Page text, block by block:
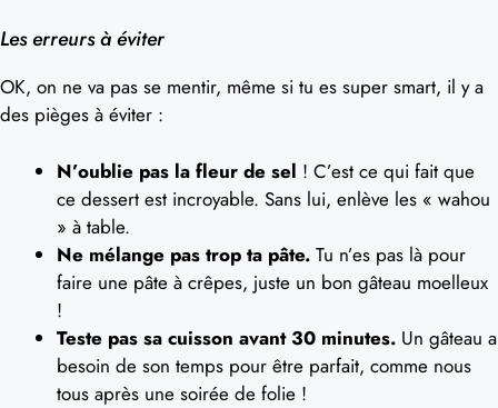
Les erreurs à éviter
OK, on ne va pas se mentir, même si tu es super smart, il y a
des pièges à éviter :
N’oublie pas la fleur de sel ! C’est ce qui fait que
ce dessert est incroyable. Sans lui, enlève les « wahou
» à table.
Ne mélange pas trop ta pâte. Tu n’es pas là pour
faire une pâte à crêpes, juste un bon gâteau moelleux
!
Teste pas sa cuisson avant 30 minutes. Un gâteau a
besoin de son temps pour être parfait, comme nous
tous après une soirée de folie !